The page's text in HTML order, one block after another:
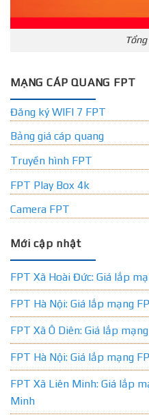
MẠNG CÁP QUANG FPT
Đăng ký WIFI 7 FPT
Bảng giá cáp quang
Truyền hình FPT
FPT Play Box 4k
Camera FPT
Mới cập nhật
FPT Xã Hoài Đức: Giá lắp
FPT Hà Nội: Giá lắp mạng
FPT Xã Ô Diên: Giá lắp
FPT Hà Nội: Giá lắp mạng
FPT Xã Liên Minh: Giá lắp
Minh